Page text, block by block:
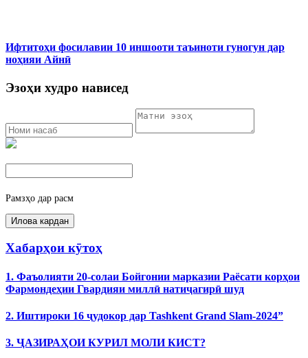
Ифтитоҳи фосилавии 10 иншооти таъиноти гуногун дар
ноҳияи Айнӣ
Эзоҳи худро нависед
Рамзҳо дар расм
Хабарҳои кӯтоҳ
1. Фаъолияти 20-солаи Бойгонии марказии Раёсати корҳои
Фармондеҳии Гвардияи миллӣ натиҷагирӣ шуд
2. Иштироки 16 ҷудокор дар Tashkent Grand Slam-2024”
3. ҶАЗИРАҲОИ КУРИЛ МОЛИ КИСТ?